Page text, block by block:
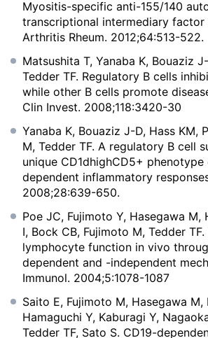
Myositis-specific anti-155/140
transcriptional intermediary factor
Arthritis Rheum. 2012;64:513-522.
Matsushita T, Yanaba K, Bouaziz
Tedder TF. Regulatory B cells
while other B cells promote
Clin Invest. 2008;118:3420-30
Yanaba K, Bouaziz J-D, Hass KM,
M, Tedder TF. A regulatory B cell
unique CD1dhighCD5+
dependent inflammatory
2008;28:639-650.
Poe JC, Fujimoto Y, Hasegawa M,
I, Bock CB, Fujimoto M, Tedder
lymphocyte function in vivo
dependent and -independent
Immunol. 2004;5:1078-1087
Saito E, Fujimoto M, Hasegawa M,
Hamaguchi Y, Kaburagi Y,
Tedder TF, Sato S. CD19-